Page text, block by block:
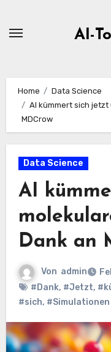
AI-
Home
Data Science
AI kümmert sich jetzt
MDCrow
Data Science
AI
Dank an
Von admin
#Dank, #Jetzt,
#sich, #Simulationen